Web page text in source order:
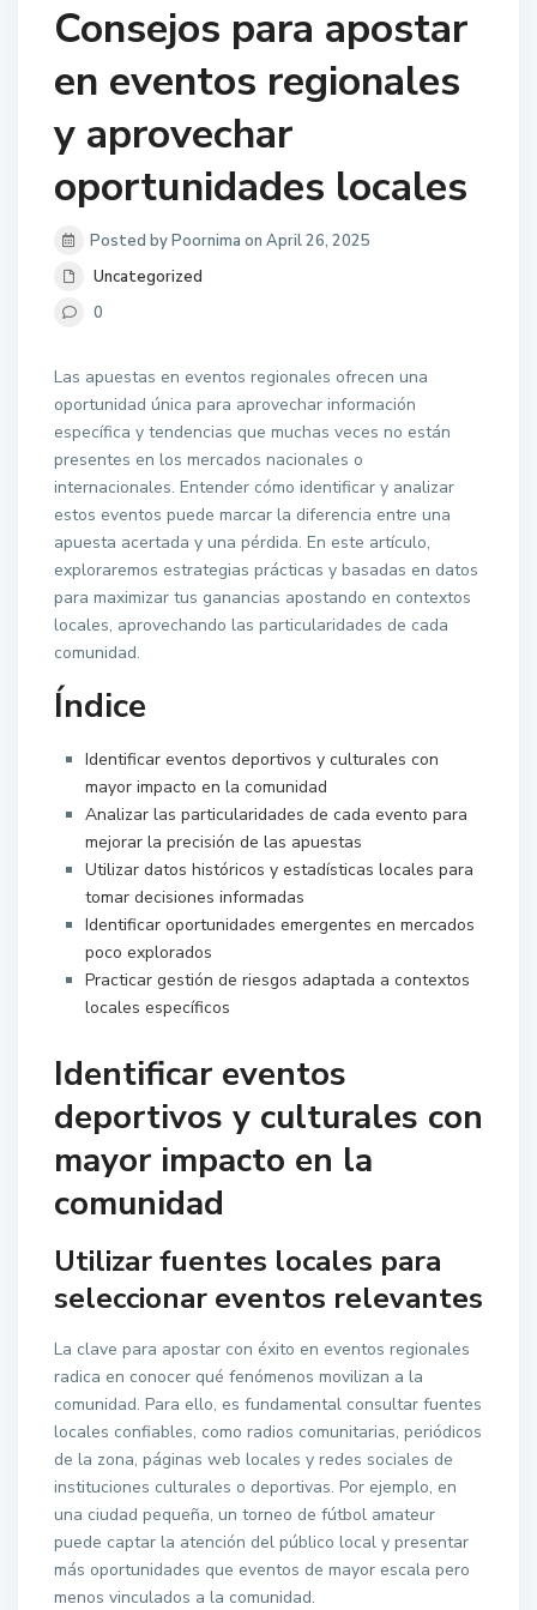
Consejos para apostar
en eventos regionales
y aprovechar
oportunidades locales
Posted by Poornima on April 26, 2025
Uncategorized
0
Las apuestas en eventos regionales ofrecen una
oportunidad única para aprovechar información
específica y tendencias que muchas veces no están
presentes en los mercados nacionales o
internacionales. Entender cómo identificar y analizar
estos eventos puede marcar la diferencia entre una
apuesta acertada y una pérdida. En este artículo,
exploraremos estrategias prácticas y basadas en datos
para maximizar tus ganancias apostando en contextos
locales, aprovechando las particularidades de cada
comunidad.
Índice
Identificar eventos deportivos y culturales con
mayor impacto en la comunidad
Analizar las particularidades de cada evento para
mejorar la precisión de las apuestas
Utilizar datos históricos y estadísticas locales para
tomar decisiones informadas
Identificar oportunidades emergentes en mercados
poco explorados
Practicar gestión de riesgos adaptada a contextos
locales específicos
Identificar eventos
deportivos y culturales con
mayor impacto en la
comunidad
Utilizar fuentes locales para
seleccionar eventos relevantes
La clave para apostar con éxito en eventos regionales
radica en conocer qué fenómenos movilizan a la
comunidad. Para ello, es fundamental consultar fuentes
locales confiables, como radios comunitarias, periódicos
de la zona, páginas web locales y redes sociales de
instituciones culturales o deportivas. Por ejemplo, en
una ciudad pequeña, un torneo de fútbol amateur
puede captar la atención del público local y presentar
más oportunidades que eventos de mayor escala pero
menos vinculados a la comunidad.